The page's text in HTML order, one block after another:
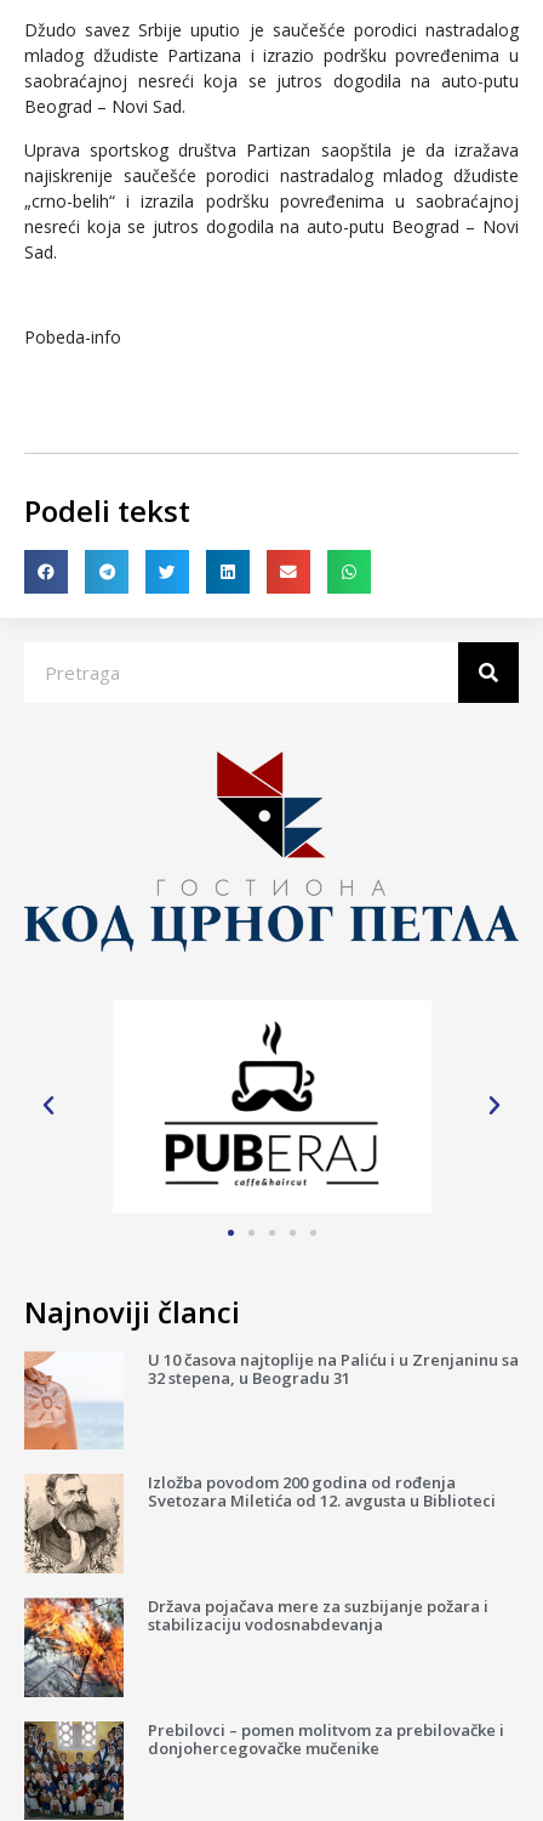
Džudo savez Srbije uputio je saučešće porodici nastradalog
mladog džudiste Partizana i izrazio podršku povređenima u
saobraćajnoj nesreći koja se jutros dogodila na auto-putu
Beograd – Novi Sad.
Uprava sportskog društva Partizan saopštila je da izražava
najiskrenije saučešće porodici nastradalog mladog džudiste
„crno-belih“ i izrazila podršku povređenima u saobraćajnoj
nesreći koja se jutros dogodila na auto-putu Beograd – Novi
Sad.
Pobeda-info
Podeli tekst
Najnoviji članci
U 10 časova najtoplije na Paliću i u Zrenjaninu sa
32 stepena, u Beogradu 31
Izložba povodom 200 godina od rođenja
Svetozara Miletića od 12. avgusta u Biblioteci
Država pojačava mere za suzbijanje požara i
stabilizaciju vodosnabdevanja
Prebilovci – pomen molitvom za prebilovačke i
donjohercegovačke mučenike